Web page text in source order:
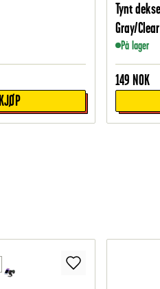
KJØP
Tynt
Gray/Clear
På lager
149 NOK